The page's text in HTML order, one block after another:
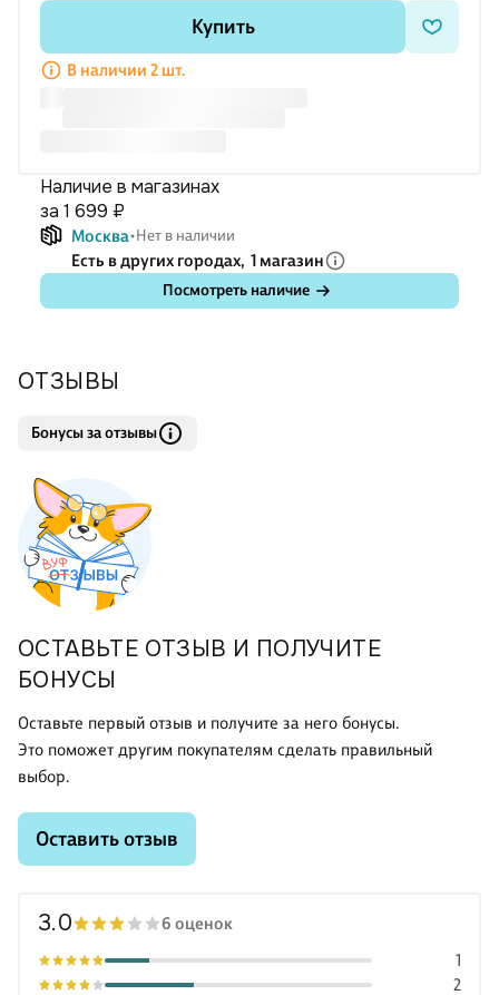
окружающая среда». Входит в учебно-методический
комплект "Биология. Рохлова В.С., Теремова А.В." для 5-9
классов наряду с авторской рабочей программой,
Купить
В наличии 2 шт.
Наличие в магазинах
за 1 699 ₽
Москва Нет в наличии
Есть в других городах, 1 магазин
Посмотреть наличие
ОТЗЫВЫ
Бонусы за отзывы
ОСТАВЬТЕ ОТЗЫВ И ПОЛУЧИТЕ
БОНУСЫ
Оставьте первый отзыв и получите за него бонусы.
Это поможет другим покупателям сделать правильный
выбор.
Оставить отзыв
3.0 6 оценок
2
1